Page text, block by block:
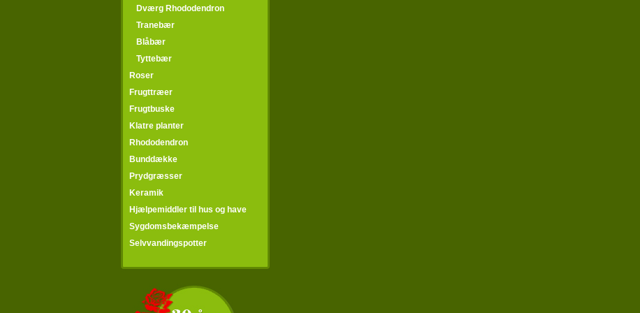
Dværg Rhododendron
Tranebær
Blåbær
Tyttebær
Roser
Frugttræer
Frugtbuske
Klatre planter
Rhododendron
Bunddække
Prydgræsser
Keramik
Hjælpemiddler til hus og have
Sygdomsbekæmpelse
Selvvandingspotter